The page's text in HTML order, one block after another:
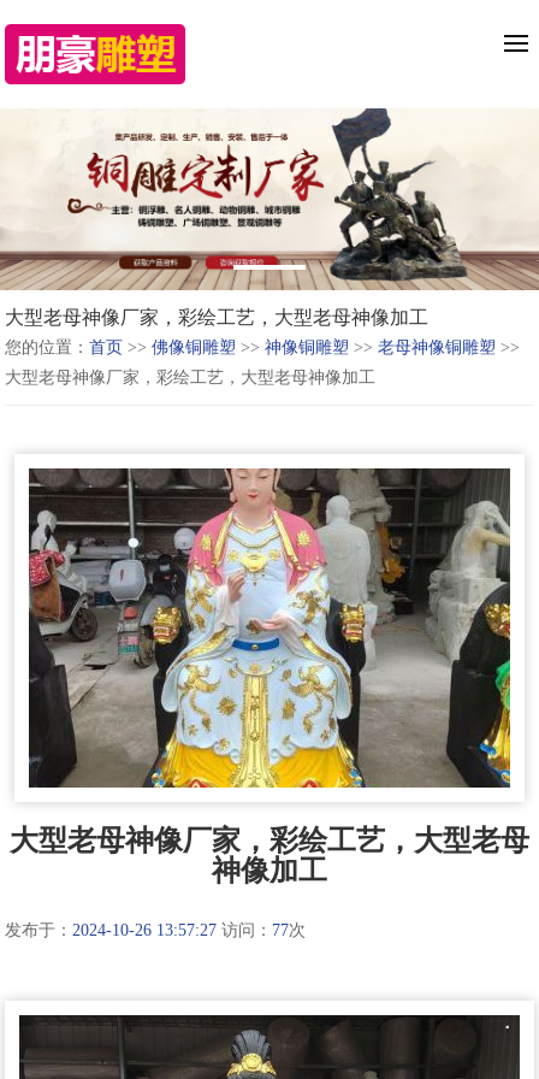
大型老母神像厂家，彩绘工艺，大型老母神像加工
您的位置：首页 >>佛像铜雕塑 >>神像铜雕塑 >>老母神像铜雕塑 >>
大型老母神像厂家，彩绘工艺，大型老母神像加工
大型老母神像厂家，彩绘工艺，大型老母
神像加工
发布于：2024-10-26 13:57:27 访问： 77次